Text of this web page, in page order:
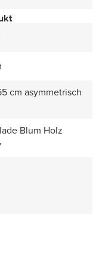
cm asymmetrisch
Blum Holz